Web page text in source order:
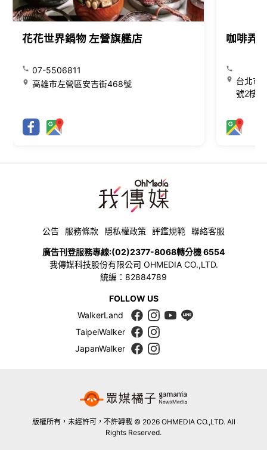
花花世界鍋物 左營旗艦店
07-5506811
高雄市左營區安吉街468號
咖啡弄
台北市
號2樓
公告 服務條款 隱私權政策 評鑑規範 聯絡客服
廣告刊登服務專線:(02)2377-8068轉分機 6554
我傳媒科技股份有限公司 OHMEDIA CO.,LTD.
統編：82884789
FOLLOW US
WalkerLand
TaipeiWalker
JapanWalker
版權所有，未經許可，不許轉載 © 2026 OHMEDIA CO.,LTD. All
Rights Reserved.